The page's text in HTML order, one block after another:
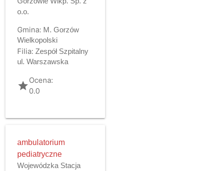
o.o.
Gmina: M. Gorzów
Wielkopolski
Filia: Zespół Szpitalny
ul. Warszawska
gradeOcena:
0.0
ambulatorium
pediatryczne
Wojewódzka Stacja